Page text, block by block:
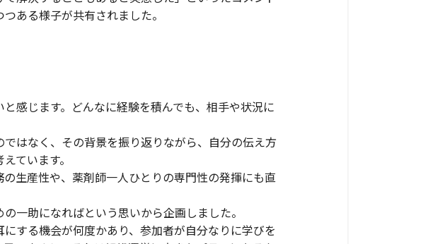
ある様子が共有されました。
感じます。どんなに経験を積んでも、相手や状況に
はなく、その背景を振り返りながら、自分の伝え方
ています。
生産性や、薬剤師一人ひとりの専門性の発揮にも直
一助になればという思いから企画しました。
する機会が何度かあり、参加者が自分なりに学びを